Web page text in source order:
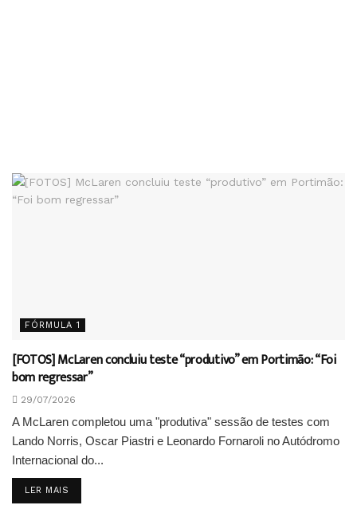
FÓRMULA 1
[FOTOS] McLaren concluiu teste “produtivo” em Portimão: “Foi
bom regressar”
29/07/2026
A McLaren completou uma "produtiva" sessão de testes com
Lando Norris, Oscar Piastri e Leonardo Fornaroli no Autódromo
Internacional do...
LER MAIS